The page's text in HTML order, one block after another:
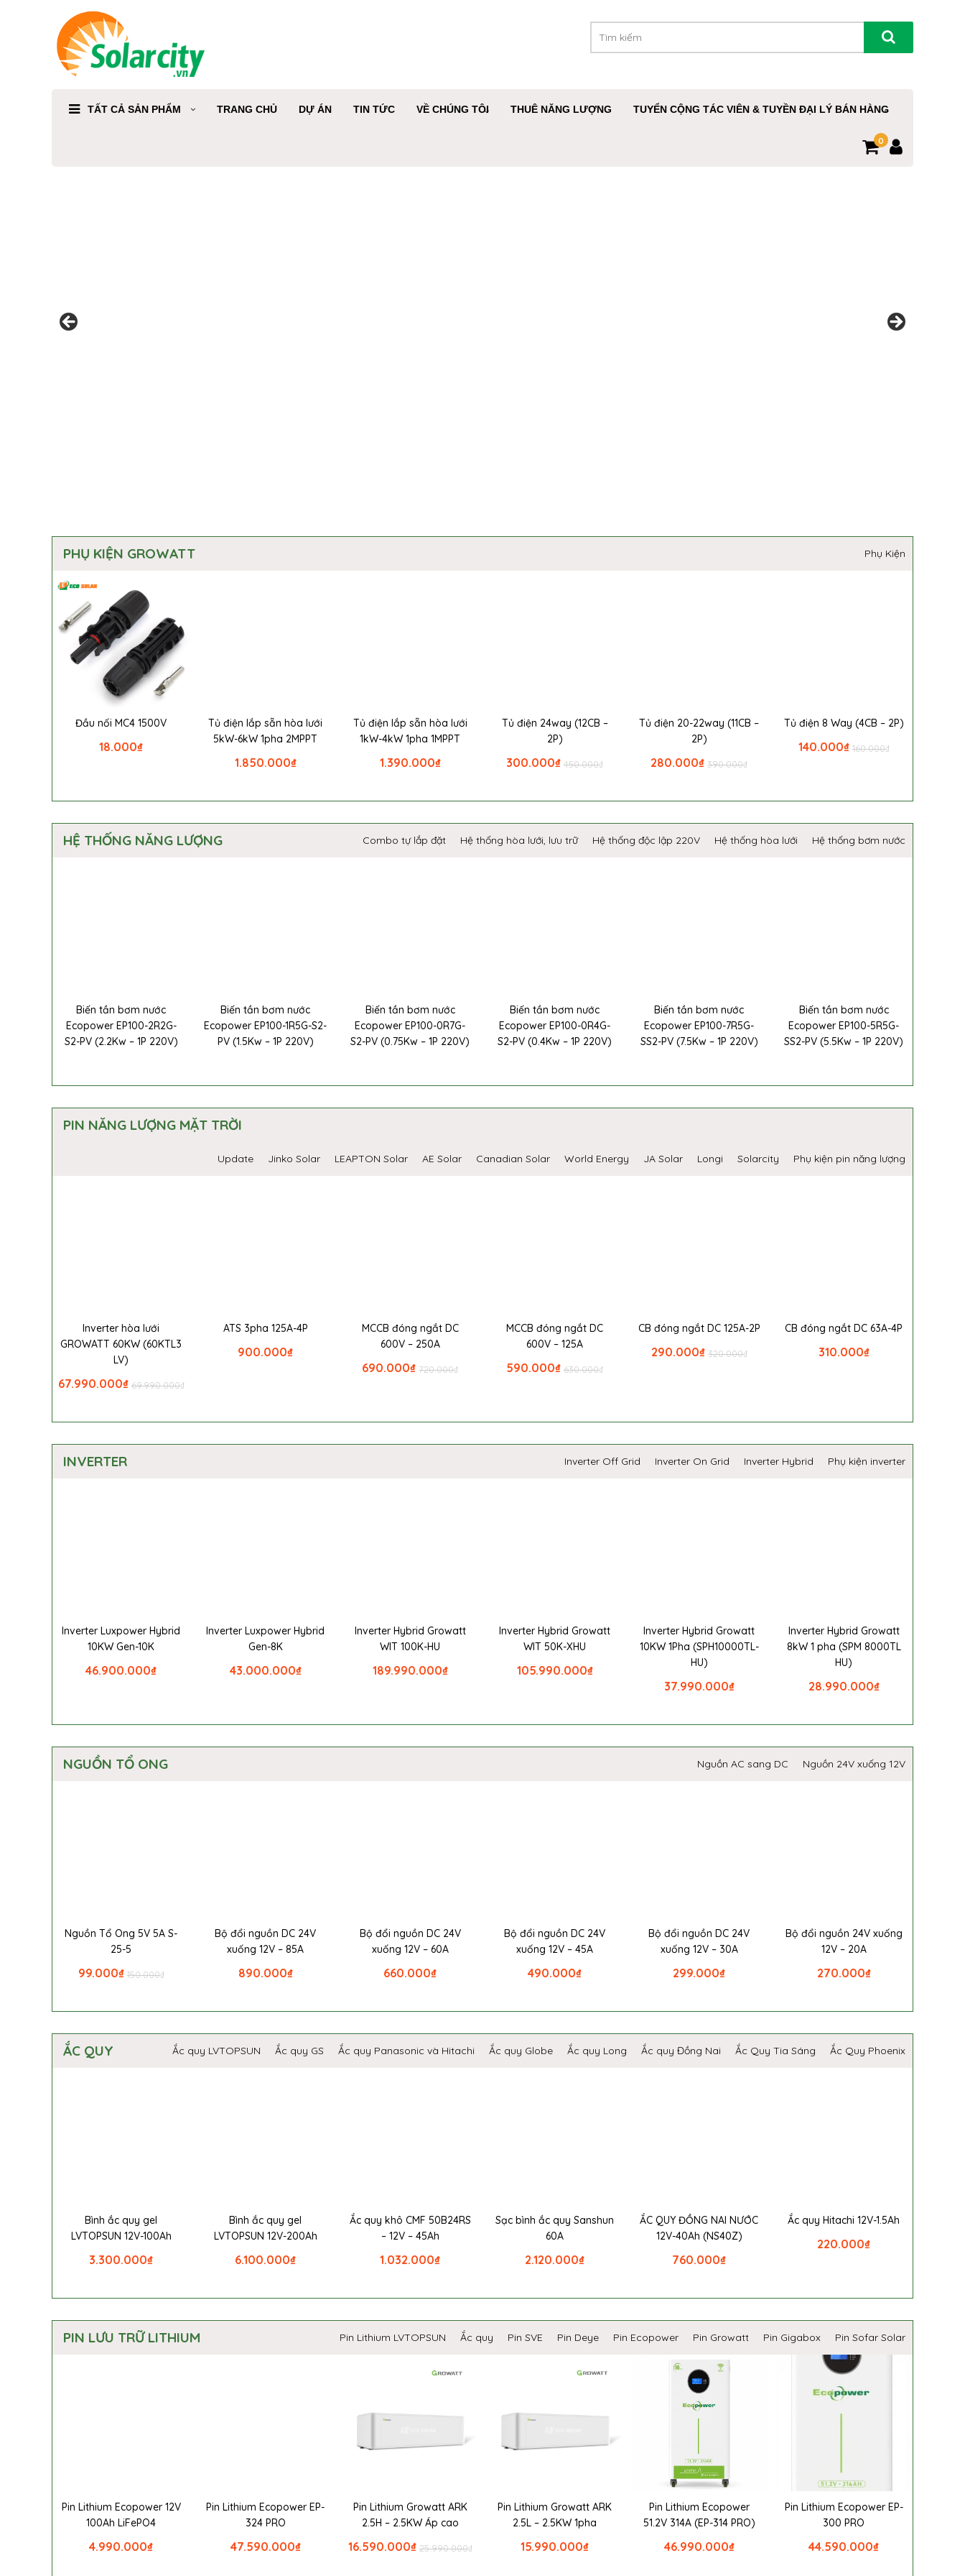
TẤT CẢ SẢN PHẨM TRANG CHỦ DỰ ÁN TIN TỨC VỀ CHÚNG TÔI THUÊ NĂNG LƯỢNG TUYỂN CỘNG TÁC VIÊN & TUYỀN ĐẠI LÝ BÁN HÀNG
0
PHỤ KIỆN GROWATT Phụ Kiện
Đầu nối MC4 1500V
₫
18.000
Tủ điện lắp sẵn hòa lưới
5kW-6kW 1pha 2MPPT
₫
1.850.000
Tủ điện lắp sẵn hòa lưới
1kW-4kW 1pha 1MPPT
₫
1.390.000
Tủ điện 24way (12CB –
2P)
₫
450.000
₫
300.000
Tủ điện 20-22way (11CB –
2P)
₫
390.000
₫
280.000
Tủ điện 8 Way (4CB – 2P)
₫
160.000
₫
140.000
HỆ THỐNG NĂNG LƯỢNG Combo tự lắp đặt Hệ thống hòa lưới, lưu trữ Hệ thống độc lập 220V Hệ thống hòa lưới Hệ thống bơm nước
Biến tần bơm nước
Ecopower EP100-2R2G-
S2-PV (2.2Kw – 1P 220V)
Biến tần bơm nước
Ecopower EP100-1R5G-S2-
PV (1.5Kw – 1P 220V)
Biến tần bơm nước
Ecopower EP100-0R7G-
S2-PV (0.75Kw – 1P 220V)
Biến tần bơm nước
Ecopower EP100-0R4G-
S2-PV (0.4Kw – 1P 220V)
Biến tần bơm nước
Ecopower EP100-7R5G-
SS2-PV (7.5Kw – 1P 220V)
Biến tần bơm nước
Ecopower EP100-5R5G-
SS2-PV (5.5Kw – 1P 220V)
PIN NĂNG LƯỢNG MẶT TRỜI
Update Jinko Solar LEAPTON Solar AE Solar Canadian Solar World Energy JA Solar Longi Solarcity Phụ kiện pin năng lượng
Inverter hòa lưới
GROWATT 60KW (60KTL3
LV)
₫
69.990.000
₫
67.990.000
ATS 3pha 125A-4P
₫
900.000
MCCB đóng ngắt DC
600V – 250A
₫
720.000
₫
690.000
MCCB đóng ngắt DC
600V – 125A
₫
630.000
₫
590.000
CB đóng ngắt DC 125A-2P
₫
320.000
₫
290.000
CB đóng ngắt DC 63A-4P
₫
310.000
INVERTER Inverter Off Grid Inverter On Grid Inverter Hybrid Phụ kiện inverter
Inverter Luxpower Hybrid
10KW Gen-10K
₫
46.900.000
Inverter Luxpower Hybrid
Gen-8K
₫
43.000.000
Inverter Hybrid Growatt
WIT 100K-HU
₫
189.990.000
Inverter Hybrid Growatt
WIT 50K-XHU
₫
105.990.000
Inverter Hybrid Growatt
10KW 1Pha (SPH10000TL-
HU)
₫
37.990.000
Inverter Hybrid Growatt
8kW 1 pha (SPM 8000TL
HU)
₫
28.990.000
NGUỒN TỔ ONG Nguồn AC sang DC Nguồn 24V xuống 12V
Nguồn Tổ Ong 5V 5A S-
25-5
₫
150.000
₫
99.000
Bộ đổi nguồn DC 24V
xuống 12V – 85A
₫
890.000
Bộ đổi nguồn DC 24V
xuống 12V – 60A
₫
660.000
Bộ đổi nguồn DC 24V
xuống 12V – 45A
₫
490.000
Bộ đổi nguồn DC 24V
xuống 12V – 30A
₫
299.000
Bộ đổi nguồn 24V xuống
12V – 20A
₫
270.000
ẮC QUY Ắc quy LVTOPSUN Ắc quy GS Ắc quy Panasonic và Hitachi Ắc quy Globe Ắc quy Long Ắc quy Đồng Nai Ắc Quy Tia Sáng Ắc Quy Phoenix
Bình ắc quy gel
LVTOPSUN 12V-100Ah
₫
3.300.000
Bình ắc quy gel
LVTOPSUN 12V-200Ah
₫
6.100.000
Ắc quy khô CMF 50B24RS
– 12V – 45Ah
₫
1.032.000
Sạc bình ắc quy Sanshun
60A
₫
2.120.000
ẮC QUY ĐỒNG NAI NƯỚC
12V-40Ah (NS40Z)
₫
760.000
Ắc quy Hitachi 12V-1.5Ah
₫
220.000
PIN LƯU TRỮ LITHIUM Pin Lithium LVTOPSUN Ắc quy Pin SVE Pin Deye Pin Ecopower Pin Growatt Pin Gigabox Pin Sofar Solar
Pin Lithium Ecopower 12V
100Ah LiFePO4
₫
4.990.000
Pin Lithium Ecopower EP-
324 PRO
₫
47.590.000
Pin Lithium Growatt ARK
2.5H – 2.5KW Áp cao
₫
25.990.000
₫
16.590.000
Pin Lithium Growatt ARK
2.5L – 2.5KW 1pha
₫
15.990.000
Pin Lithium Ecopower
51.2V 314A (EP-314 PRO)
₫
46.990.000
Pin Lithium Ecopower EP-
300 PRO
₫
44.590.000